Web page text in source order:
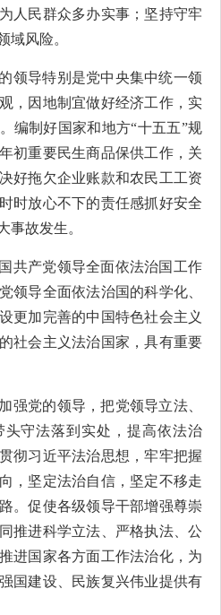
人民群众多办实事；坚持守牢
域风险。
领导特别是党中央集中统一领
，因地制宜做好经济工作，实
编制好国家和地方“十五五”规
初重要民生商品保供工作，关
好拖欠企业账款和农民工工资
时放心不下的责任感抓好安全
事故发生。
共产党领导全面依法治国工作
领导全面依法治国的科学化、
更加完善的中国特色社会主义
社会主义法治国家，具有重要
强党的领导，把党领导立法、
守法落到实处，提高依法治
彻习近平法治思想，牢牢把握
，坚定法治自信，坚定不移走
。促使各级领导干部增强尊崇
推进科学立法、严格执法、公
进国家各方面工作法治化，为
国建设、民族复兴伟业提供有